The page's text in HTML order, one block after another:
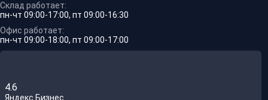
Склад работает:
пн-чт 09:00-17:00, пт 09:00-16:30
Офис работает:
пн-чт 09:00-18:00, пт 09:00-17:00
4.6
Яндекс.Бизнес